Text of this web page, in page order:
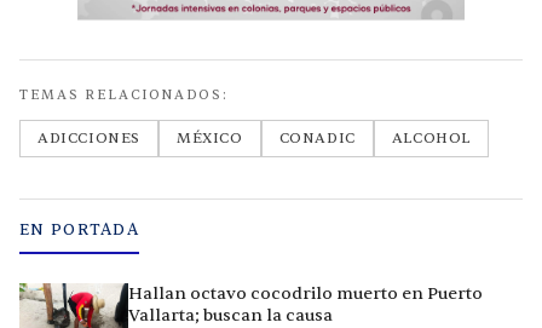
TEMAS RELACIONADOS:
ADICCIONES MÉXICO CONADIC ALCOHOL
EN PORTADA
Hallan octavo cocodrilo muerto en Puerto
Vallarta; buscan la causa